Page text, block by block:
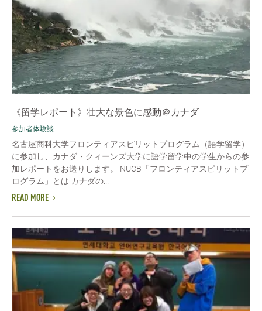
《留学レポート》壮大な景色に感動＠カナダ
参加者体験談
名古屋商科大学フロンティアスピリットプログラム（語学留学）
に参加し、カナダ・クィーンズ大学に語学留学中の学生からの参
加レポートをお送りします。 NUCB「フロンティアスピリットプ
ログラム」とは カナダの...
READ MORE